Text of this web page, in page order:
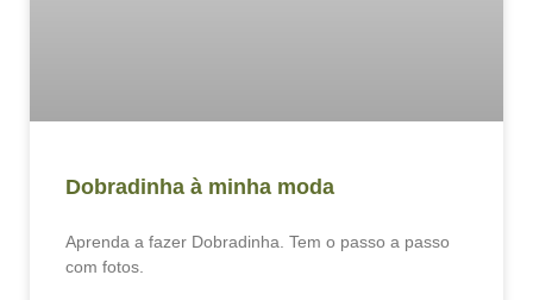
Dobradinha à minha moda
Aprenda a fazer Dobradinha. Tem o passo a passo
com fotos.